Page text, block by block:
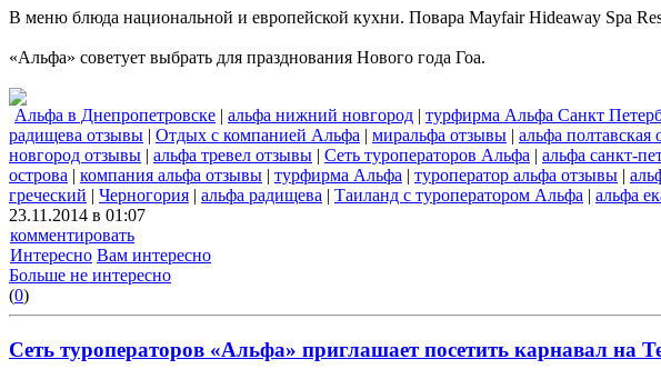
В меню блюда национальной и европейской кухни. Повара Mayfair Hideaway Spa
«Альфа» советует выбрать для празднования Нового года Гоа.
Альфа в Днепропетровске | альфа нижний новгород | турфирма Альфа Санкт
радищева отзывы | Отдых с компанией Альфа | миральфа отзывы | альфа полтавская
новгород отзывы | альфа тревел отзывы | Сеть туроператоров Альфа | альфа санкт-
острова | компания альфа отзывы | турфирма Альфа | туроператор альфа отзывы |
греческий | Черногория | альфа радищева | Таиланд с туроператором Альфа | альфа
23.11.2014 в 01:07
комментировать
Интересно Вам интересно
Больше не интересно
(0)
Сеть туроператоров «Альфа» приглашает посетить карнавал на